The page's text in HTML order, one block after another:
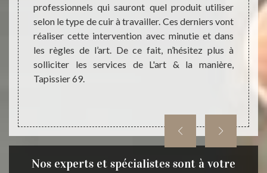
etc.
nos
& la
professionnels qui sauront quel produit utiliser
selon le type de cuir à travailler. Ces derniers vont
réaliser cette intervention avec minutie et dans
les règles de l’art. De ce fait, n’hésitez plus à
solliciter les services de L'art & la manière,
Tapissier 69.
qui
de
69,
Nos experts et spécialistes sont à votre